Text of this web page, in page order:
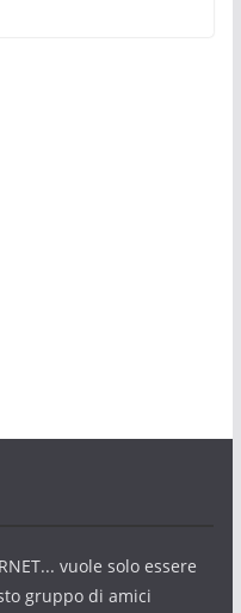
vuole solo essere
gruppo di amici